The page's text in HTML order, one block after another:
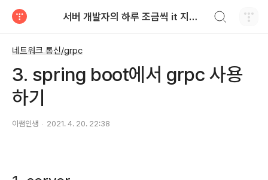
서버 개발자의 하루 조금씩 it 지식 쌓기
네트워크 통신/grpc
3. spring boot에서 grpc 사용
하기
이쌤인생 2021. 4. 20. 22:38